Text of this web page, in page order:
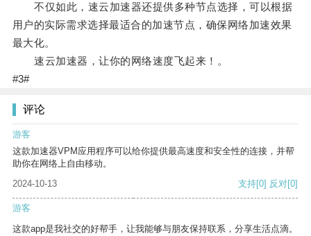
不仅如此，速云加速器还提供多种节点选择，可以根据
用户的实际需求选择最适合的加速节点，确保网络加速效果
最大化。
速云加速器，让你的网络速度飞起来！。
#3#
评论
游客
这款加速器VPM应用程序可以给你提供最高速度和安全性的连接，并帮
助你在网络上自由移动。
2024-10-13
支持[0] 反对[0]
游客
这款app是我社交的好帮手，让我能够与朋友保持联系，分享生活点滴。